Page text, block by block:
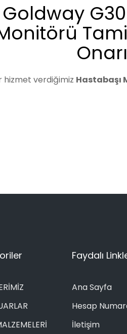
Goldway
hizmet verdiğimiz Hastabaşı
Faydalı
Ana Sayfa
Hesap
İletişim